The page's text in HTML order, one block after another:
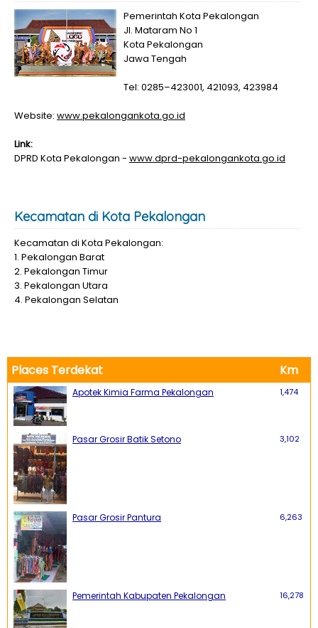
Pemerintah Kota Pekalongan
Jl. Mataram No 1
Kota Pekalongan
Jawa Tengah
Tel: 0285–423001, 421093, 423984
Website: www.pekalongankota.go.id
Link:
DPRD Kota Pekalongan - www.dprd-pekalongankota.go.id
Kecamatan di Kota Pekalongan
Kecamatan di Kota Pekalongan:
1. Pekalongan Barat
2. Pekalongan Timur
3. Pekalongan Utara
4. Pekalongan Selatan
Places Terdekat Km
Apotek Kimia Farma Pekalongan 1,474
Pasar Grosir Batik Setono 3,102
Pasar Grosir Pantura 6,263
Pemerintah Kabupaten Pekalongan 16,278